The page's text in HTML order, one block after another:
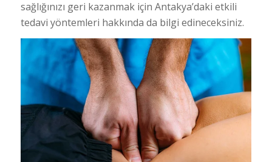
sağlığınızı geri kazanmak için Antakya’daki etkili
tedavi yöntemleri hakkında da bilgi edineceksiniz.